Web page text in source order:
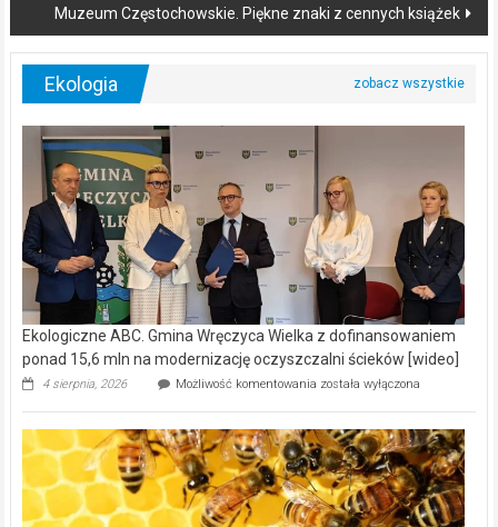
Muzeum Częstochowskie. Piękne znaki z cennych książek
Ekologia
Ekologiczne ABC. Gmina Wręczyca Wielka z dofinansowaniem
ponad 15,6 mln na modernizację oczyszczalni ścieków [wideo]
4 sierpnia, 2026 Możliwość komentowania Ekologiczne
Wręczyca
Wielka
z
dofinansowaniem
ponad
została wyłączona